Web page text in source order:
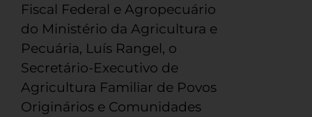
Fiscal Federal e Agropecuário
do Ministério da Agricultura e
Pecuária, Luís Rangel, o
Secretário-Executivo de
Agricultura Familiar de Povos
Originários e Comunidades